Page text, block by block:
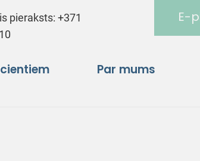
pieraksts:+371
E-
Par mums